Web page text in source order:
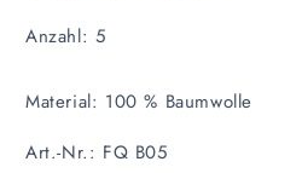
Anzahl: 5
Material: 100 % Baumwolle
Art.-Nr.: FQ B05